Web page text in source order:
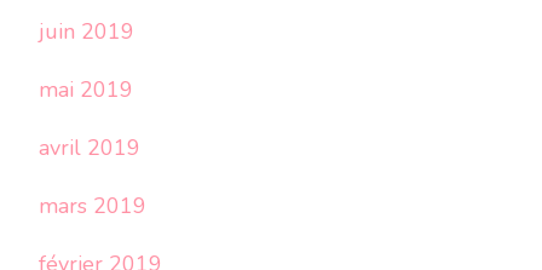
juin 2019
mai 2019
avril 2019
mars 2019
février 2019